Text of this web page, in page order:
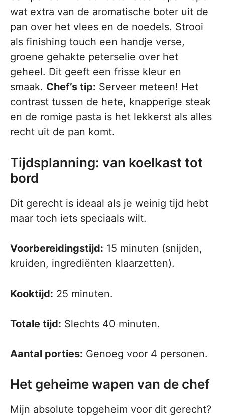
wat extra van de aromatische boter uit de
pan over het vlees en de noedels. Strooi
als finishing touch een handje verse,
groene gehakte peterselie over het
geheel. Dit geeft een frisse kleur en
smaak. Chef’s tip: Serveer meteen! Het
contrast tussen de hete, knapperige steak
en de romige pasta is het lekkerst als alles
recht uit de pan komt.
Tijdsplanning: van koelkast tot
bord
Dit gerecht is ideaal als je weinig tijd hebt
maar toch iets speciaals wilt.
Voorbereidingstijd: 15 minuten (snijden,
kruiden, ingrediënten klaarzetten).
Kooktijd: 25 minuten.
Totale tijd: Slechts 40 minuten.
Aantal porties: Genoeg voor 4 personen.
Het geheime wapen van de chef
Mijn absolute topgeheim voor dit gerecht?